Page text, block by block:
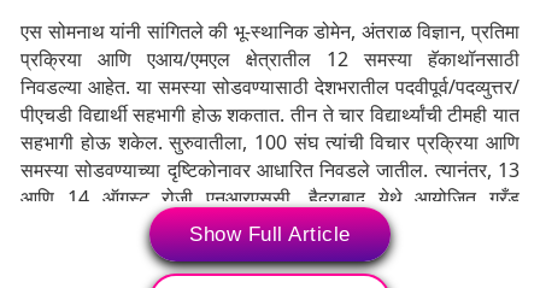
एस सोमनाथ यांनी सांगितले की भू-स्थानिक डोमेन, अंतराळ विज्ञान, प्रतिमा
प्रक्रिया आणि एआय/एमएल क्षेत्रातील 12 समस्या हॅकाथॉनसाठी
निवडल्या आहेत. या समस्या सोडवण्यासाठी देशभरातील पदवीपूर्व/पदव्युत्तर/
पीएचडी विद्यार्थी सहभागी होऊ शकतात. तीन ते चार विद्यार्थ्यांची टीमही यात
सहभागी होऊ शकेल. सुरुवातीला, 100 संघ त्यांची विचार प्रक्रिया आणि
समस्या सोडवण्याच्या दृष्टिकोनावर आधारित निवडले जातील. त्यानंतर, 13
आणि 14 ऑगस्ट रोजी एनआरएससी, हैदराबाद येथे आयोजित ग्रँड
फिनालेसाठी तज्ञ समिती 30 संघांची निवड करेल.
Show Full Article